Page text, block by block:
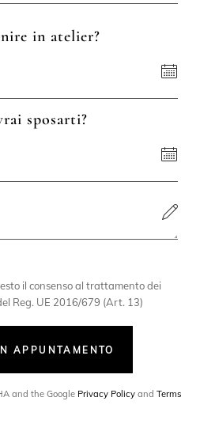
in atelier?
sposarti?
il consenso al trattamento dei
Reg. UE 2016/679 (Art. 13)
APPUNTAMENTO
and the Google Privacy Policy andTerms